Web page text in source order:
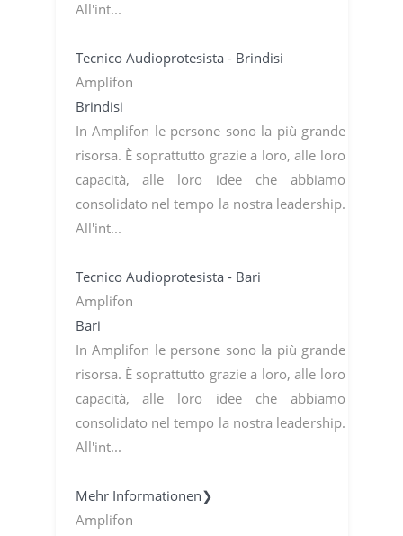
All'int...
Tecnico Audioprotesista - Brindisi
Amplifon
Brindisi
In Amplifon le persone sono la più grande
risorsa. È soprattutto grazie a loro, alle loro
capacità, alle loro idee che abbiamo
consolidato nel tempo la nostra leadership.
All'int...
Tecnico Audioprotesista - Bari
Amplifon
Bari
In Amplifon le persone sono la più grande
risorsa. È soprattutto grazie a loro, alle loro
capacità, alle loro idee che abbiamo
consolidato nel tempo la nostra leadership.
All'int...
Mehr Informationen❯
Amplifon